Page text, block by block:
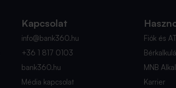
Kapcsolat
info@bank360.hu
+36 1 817 0103
bank360.hu
Média kapcsolat
Fiók és
MNB
Karrier